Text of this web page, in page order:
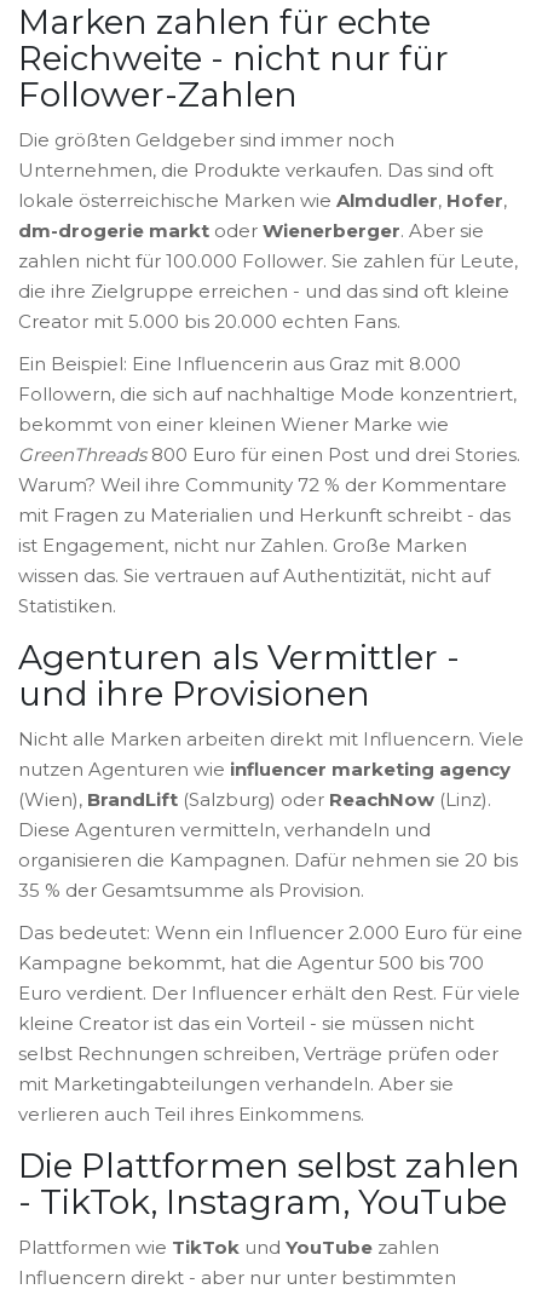
Marken zahlen für echte
Reichweite - nicht nur für
Follower-Zahlen
Die größten Geldgeber sind immer noch
Unternehmen, die Produkte verkaufen. Das sind oft
lokale österreichische Marken wie Almdudler, Hofer,
dm-drogerie markt oder Wienerberger. Aber sie
zahlen nicht für 100.000 Follower. Sie zahlen für Leute,
die ihre Zielgruppe erreichen - und das sind oft kleine
Creator mit 5.000 bis 20.000 echten Fans.
Ein Beispiel: Eine Influencerin aus Graz mit 8.000
Followern, die sich auf nachhaltige Mode konzentriert,
bekommt von einer kleinen Wiener Marke wie
GreenThreads800 Euro für einen Post und drei Stories.
Warum? Weil ihre Community 72 % der Kommentare
mit Fragen zu Materialien und Herkunft schreibt - das
ist Engagement, nicht nur Zahlen. Große Marken
wissen das. Sie vertrauen auf Authentizität, nicht auf
Statistiken.
Agenturen als Vermittler -
und ihre Provisionen
Nicht alle Marken arbeiten direkt mit Influencern. Viele
nutzen Agenturen wie influencer marketing agency
(Wien), BrandLift (Salzburg) oder ReachNow (Linz).
Diese Agenturen vermitteln, verhandeln und
organisieren die Kampagnen. Dafür nehmen sie 20 bis
35 % der Gesamtsumme als Provision.
Das bedeutet: Wenn ein Influencer 2.000 Euro für eine
Kampagne bekommt, hat die Agentur 500 bis 700
Euro verdient. Der Influencer erhält den Rest. Für viele
kleine Creator ist das ein Vorteil - sie müssen nicht
selbst Rechnungen schreiben, Verträge prüfen oder
mit Marketingabteilungen verhandeln. Aber sie
verlieren auch Teil ihres Einkommens.
Die Plattformen selbst zahlen
- TikTok, Instagram, YouTube
Plattformen wie TikTok und YouTube zahlen
Influencern direkt - aber nur unter bestimmten